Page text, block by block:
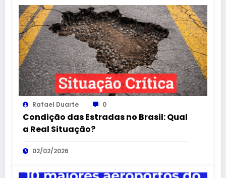
Rafael Duarte 0
Condição das Estradas no Brasil: Qual
a Real Situação?
02/02/2026